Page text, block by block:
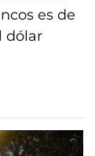
es de
dólar